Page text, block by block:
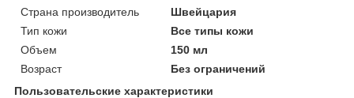
Страна производитель
Швейцария
Тип кожи
Все типы кожи
Объем
150 мл
Возраст
Без ограничений
Пользовательские характеристики